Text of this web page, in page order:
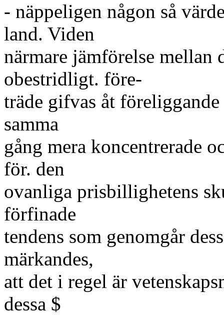
- näppeligen någon så
land. Viden
närmare jämförelse mellan
obestridligt. före-
träde gifvas åt
samma
gång mera koncentrerade
för. den
ovanliga prisbillighetens
förfinade
tendens som genomgår
märkandes,
att det i regel är
dessa $